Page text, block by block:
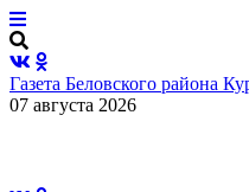
Газета Беловского района
07 августа 2026